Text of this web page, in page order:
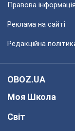
Правова інформація
Реклама на сайті
Редакційна
OBOZ.UA
Моя Школа
Світ